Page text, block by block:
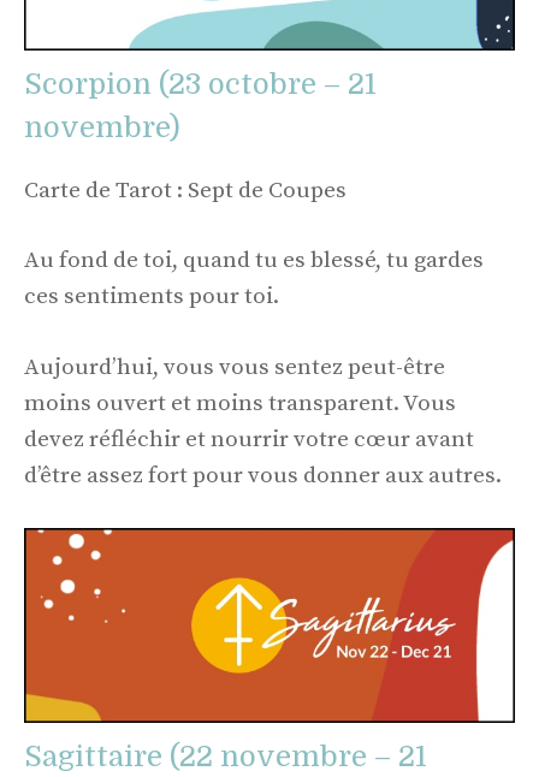
Scorpion (23 octobre – 21
novembre)
Carte de Tarot : Sept de Coupes
Au fond de toi, quand tu es blessé, tu gardes
ces sentiments pour toi.
Aujourd’hui, vous vous sentez peut-être
moins ouvert et moins transparent. Vous
devez réfléchir et nourrir votre cœur avant
d’être assez fort pour vous donner aux autres.
Sagittaire (22 novembre – 21